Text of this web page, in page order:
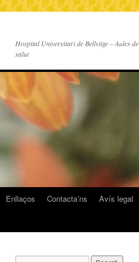
Hospital Universitari de Bellvitge – Aules de
salut
Enllaços Contacta’ns
Avís legal